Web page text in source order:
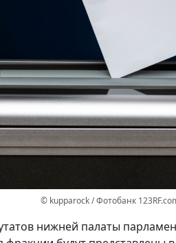
© kupparock / Фотобанк
нижней палаты